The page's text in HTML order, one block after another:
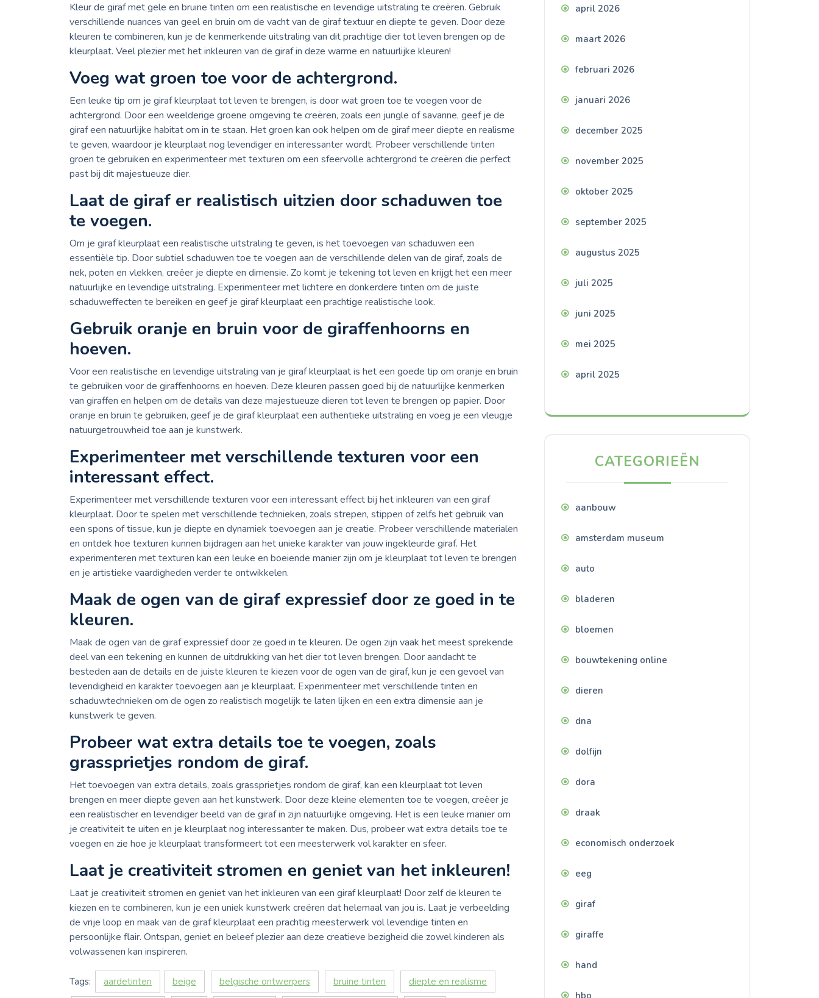
Kleur de giraf met gele en bruine tinten om een realistische en levendige uitstraling te creëren. Gebruik
verschillende nuances van geel en bruin om de vacht van de giraf textuur en diepte te geven. Door deze
kleuren te combineren, kun je de kenmerkende uitstraling van dit prachtige dier tot leven brengen op de
kleurplaat. Veel plezier met het inkleuren van de giraf in deze warme en natuurlijke kleuren!
Voeg wat groen toe voor de achtergrond.
Een leuke tip om je giraf kleurplaat tot leven te brengen, is door wat groen toe te voegen voor de
achtergrond. Door een weelderige groene omgeving te creëren, zoals een jungle of savanne, geef je de
giraf een natuurlijke habitat om in te staan. Het groen kan ook helpen om de giraf meer diepte en realisme
te geven, waardoor je kleurplaat nog levendiger en interessanter wordt. Probeer verschillende tinten
groen te gebruiken en experimenteer met texturen om een sfeervolle achtergrond te creëren die perfect
past bij dit majestueuze dier.
Laat de giraf er realistisch uitzien door schaduwen toe
te voegen.
Om je giraf kleurplaat een realistische uitstraling te geven, is het toevoegen van schaduwen een
essentiële tip. Door subtiel schaduwen toe te voegen aan de verschillende delen van de giraf, zoals de
nek, poten en vlekken, creëer je diepte en dimensie. Zo komt je tekening tot leven en krijgt het een meer
natuurlijke en levendige uitstraling. Experimenteer met lichtere en donkerdere tinten om de juiste
schaduweffecten te bereiken en geef je giraf kleurplaat een prachtige realistische look.
Gebruik oranje en bruin voor de giraffenhoorns en
hoeven.
Voor een realistische en levendige uitstraling van je giraf kleurplaat is het een goede tip om oranje en bruin
te gebruiken voor de giraffenhoorns en hoeven. Deze kleuren passen goed bij de natuurlijke kenmerken
van giraffen en helpen om de details van deze majestueuze dieren tot leven te brengen op papier. Door
oranje en bruin te gebruiken, geef je de giraf kleurplaat een authentieke uitstraling en voeg je een vleugje
natuurgetrouwheid toe aan je kunstwerk.
Experimenteer met verschillende texturen voor een
interessant effect.
Experimenteer met verschillende texturen voor een interessant effect bij het inkleuren van een giraf
kleurplaat. Door te spelen met verschillende technieken, zoals strepen, stippen of zelfs het gebruik van
een spons of tissue, kun je diepte en dynamiek toevoegen aan je creatie. Probeer verschillende materialen
en ontdek hoe texturen kunnen bijdragen aan het unieke karakter van jouw ingekleurde giraf. Het
experimenteren met texturen kan een leuke en boeiende manier zijn om je kleurplaat tot leven te brengen
en je artistieke vaardigheden verder te ontwikkelen.
Maak de ogen van de giraf expressief door ze goed in te
kleuren.
Maak de ogen van de giraf expressief door ze goed in te kleuren. De ogen zijn vaak het meest sprekende
deel van een tekening en kunnen de uitdrukking van het dier tot leven brengen. Door aandacht te
besteden aan de details en de juiste kleuren te kiezen voor de ogen van de giraf, kun je een gevoel van
levendigheid en karakter toevoegen aan je kleurplaat. Experimenteer met verschillende tinten en
schaduwtechnieken om de ogen zo realistisch mogelijk te laten lijken en een extra dimensie aan je
kunstwerk te geven.
Probeer wat extra details toe te voegen, zoals
grassprietjes rondom de giraf.
Het toevoegen van extra details, zoals grassprietjes rondom de giraf, kan een kleurplaat tot leven
brengen en meer diepte geven aan het kunstwerk. Door deze kleine elementen toe te voegen, creëer je
een realistischer en levendiger beeld van de giraf in zijn natuurlijke omgeving. Het is een leuke manier om
je creativiteit te uiten en je kleurplaat nog interessanter te maken. Dus, probeer wat extra details toe te
voegen en zie hoe je kleurplaat transformeert tot een meesterwerk vol karakter en sfeer.
Laat je creativiteit stromen en geniet van het inkleuren!
Laat je creativiteit stromen en geniet van het inkleuren van een giraf kleurplaat! Door zelf de kleuren te
kiezen en te combineren, kun je een uniek kunstwerk creëren dat helemaal van jou is. Laat je verbeelding
de vrije loop en maak van de giraf kleurplaat een prachtig meesterwerk vol levendige tinten en
persoonlijke flair. Ontspan, geniet en beleef plezier aan deze creatieve bezigheid die zowel kinderen als
volwassenen kan inspireren.
Tags: aardetinten beige belgische ontwerpers bruine tinten diepte en realisme
april 2026
maart 2026
februari 2026
januari 2026
december 2025
november 2025
oktober 2025
september 2025
augustus 2025
juli 2025
juni 2025
mei 2025
april 2025
CATEGORIEËN
aanbouw
amsterdam museum
auto
bladeren
bloemen
bouwtekening online
dieren
dna
dolfijn
dora
draak
economisch onderzoek
eeg
giraf
giraffe
hand